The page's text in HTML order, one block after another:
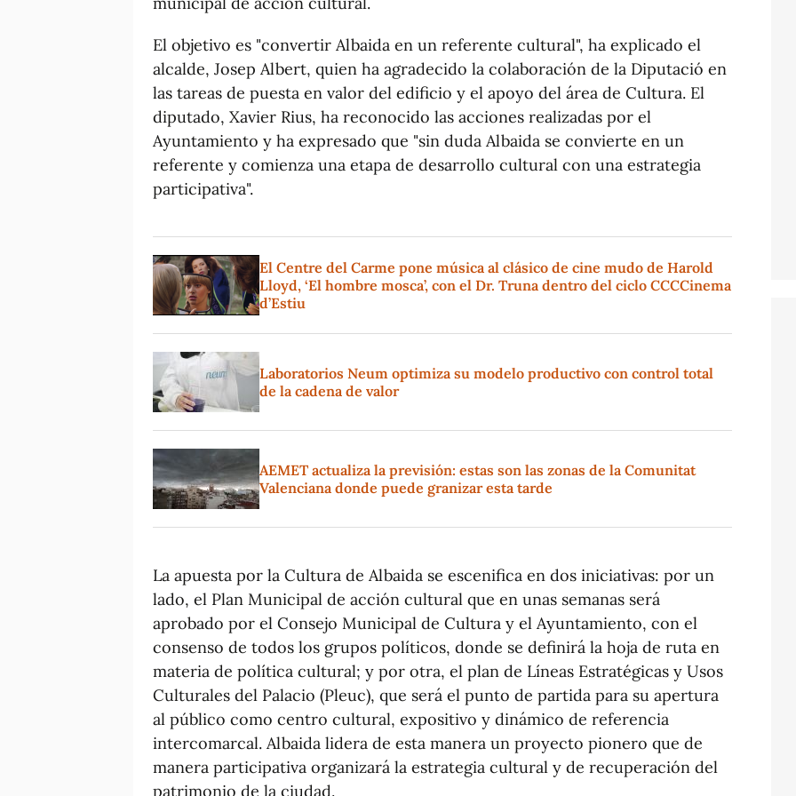
El objetivo es "convertir Albaida en un referente cultural", ha explicado el
alcalde, Josep Albert, quien ha agradecido la colaboración de la Diputació en
las tareas de puesta en valor del edificio y el apoyo del área de Cultura. El
diputado, Xavier Rius, ha reconocido las acciones realizadas por el
Ayuntamiento y ha expresado que "sin duda Albaida se convierte en un
referente y comienza una etapa de desarrollo cultural con una estrategia
participativa".
El Centre del Carme pone música al clásico de cine mudo de Harold
Lloyd, ‘El hombre mosca’, con el Dr. Truna dentro del ciclo CCCCinema
d’Estiu
Laboratorios Neum optimiza su modelo productivo con control total
de la cadena de valor
AEMET actualiza la previsión: estas son las zonas de la Comunitat
Valenciana donde puede granizar esta tarde
La apuesta por la Cultura de Albaida se escenifica en dos iniciativas: por un
lado, el Plan Municipal de acción cultural que en unas semanas será
aprobado por el Consejo Municipal de Cultura y el Ayuntamiento, con el
consenso de todos los grupos políticos, donde se definirá la hoja de ruta en
materia de política cultural; y por otra, el plan de Líneas Estratégicas y Usos
Culturales del Palacio (Pleuc), que será el punto de partida para su apertura
al público como centro cultural, expositivo y dinámico de referencia
intercomarcal. Albaida lidera de esta manera un proyecto pionero que de
manera participativa organizará la estrategia cultural y de recuperación del
patrimonio de la ciudad.